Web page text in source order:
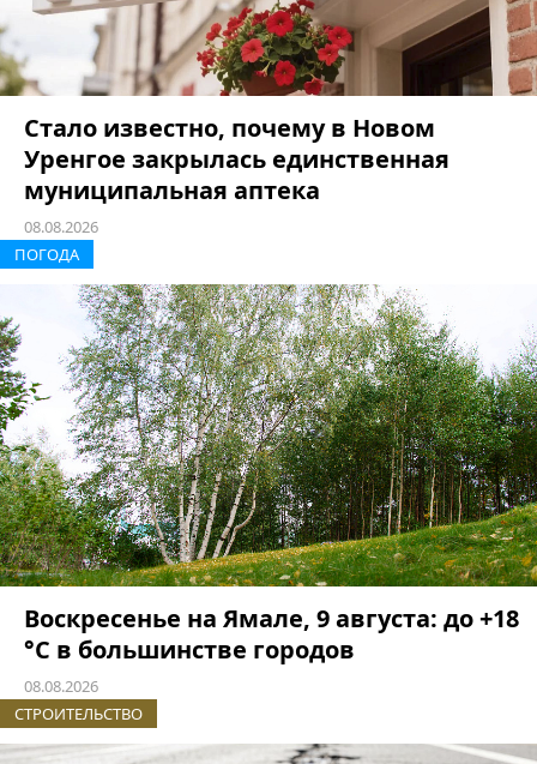
Стало известно, почему в Новом
Уренгое закрылась единственная
муниципальная аптека
08.08.2026
ПОГОДА
Воскресенье на Ямале, 9 августа: до +18
°C в большинстве городов
08.08.2026
СТРОИТЕЛЬСТВО